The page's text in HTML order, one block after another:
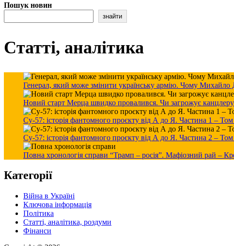
Пошук новин
знайти
Статті, аналітика
Генерал, який може змінити українську армію. Чому
Новий старт Мерца швидко провалився. Чи загрожує канцлеру
Су-57: історія фантомного проєкту від А до Я. Частина 1 –
Су-57: історія фантомного проєкту від А до Я. Частина 2 –
Повна хронологія справи “Трамп – росія”. Мафіозний рай –
Категорії
Війна в Україні
Ключова інформація
Політика
Статті, аналітика, роздуми
Фінанси